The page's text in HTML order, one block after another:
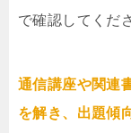
で確認してくだ
通信講座や関連
を解き、出題傾